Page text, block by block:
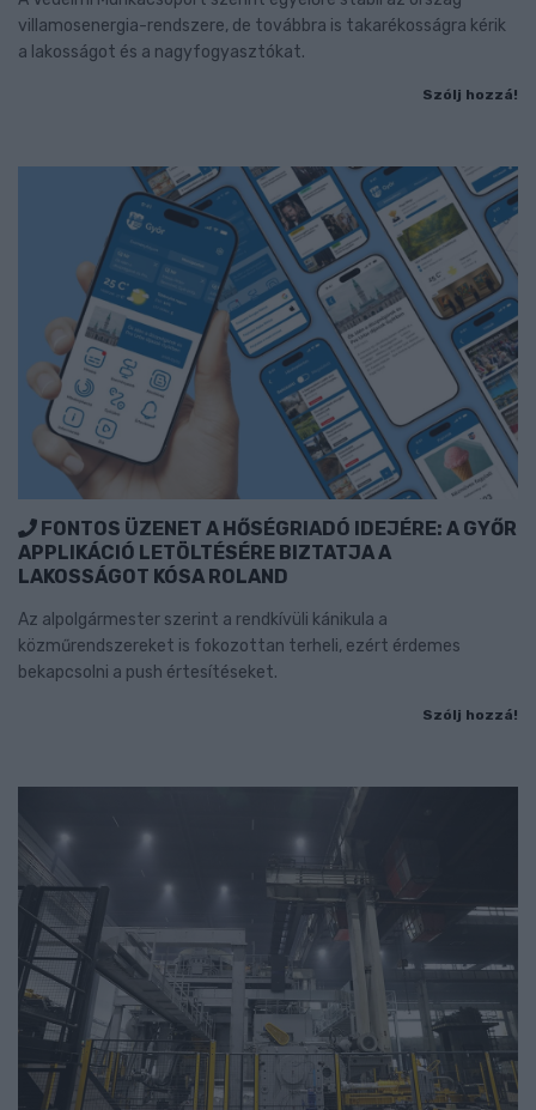
villamosenergia-rendszere, de továbbra is takarékosságra kérik
a lakosságot és a nagyfogyasztókat.
Szólj hozzá!
FONTOS ÜZENET A HŐSÉGRIADÓ IDEJÉRE: A GYŐR
APPLIKÁCIÓ LETÖLTÉSÉRE BIZTATJA A
LAKOSSÁGOT KÓSA ROLAND
Az alpolgármester szerint a rendkívüli kánikula a
közműrendszereket is fokozottan terheli, ezért érdemes
bekapcsolni a push értesítéseket.
Szólj hozzá!